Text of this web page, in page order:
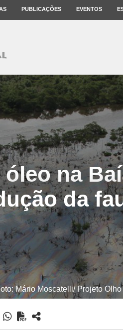
PUBLICAÇÕES EVENTOS
na
da
Mário Moscatelli/ Projeto Olho